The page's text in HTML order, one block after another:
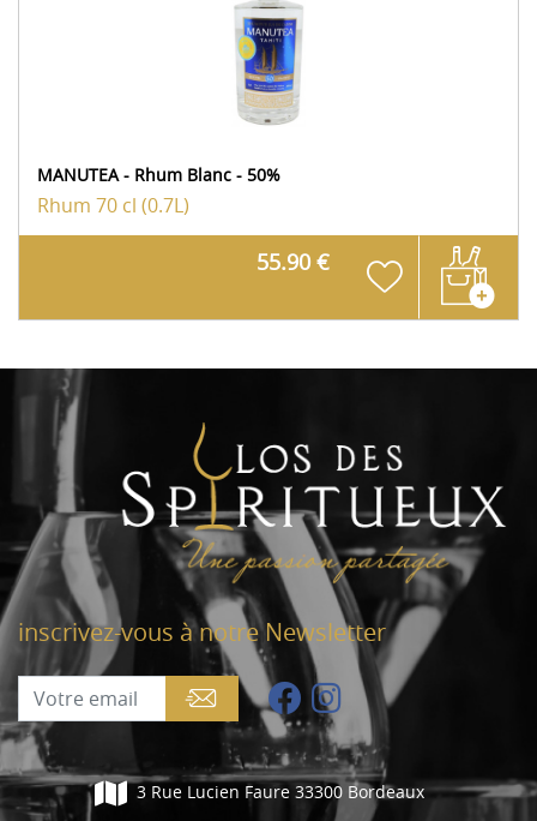
MANUTEA - Rhum Blanc - 50%
Rhum 70 cl (0.7L)
55.90 €
inscrivez-vous à notre Newsletter
3 Rue Lucien Faure 33300 Bordeaux